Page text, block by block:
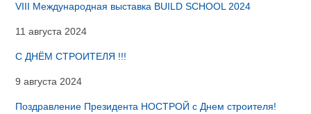
VIII Международная выставка BUILD SCHOOL 2024
11 августа 2024
С ДНЁМ СТРОИТЕЛЯ !!!
9 августа 2024
Поздравление Президента НОСТРОЙ с Днем строителя!